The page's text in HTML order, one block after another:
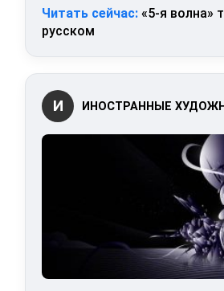
Читать сейчас: «5-я волна»
русском
И ИНОСТРАННЫЕ